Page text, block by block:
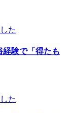
た
験で「得たも
た